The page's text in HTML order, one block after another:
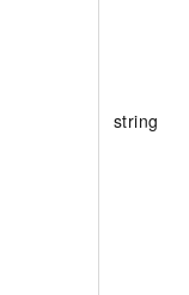
string